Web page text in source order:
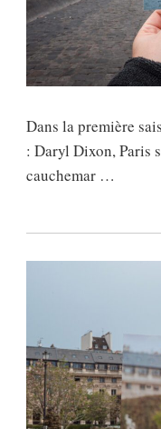
Dans la première
: Daryl Dixon, Paris
cauchemar …